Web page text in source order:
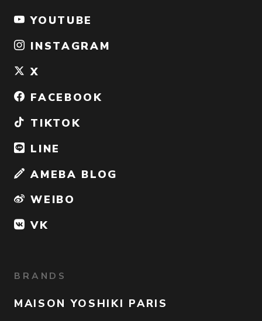
YOUTUBE
INSTAGRAM
X
FACEBOOK
TIKTOK
LINE
AMEBA BLOG
WEIBO
VK
BRANDS
MAISON YOSHIKI PARIS